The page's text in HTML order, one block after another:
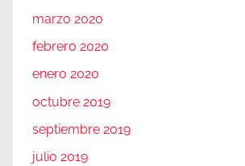
marzo 2020
febrero 2020
enero 2020
octubre 2019
septiembre 2019
julio 2019